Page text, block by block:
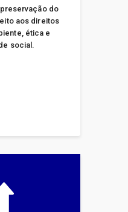
do
aos direitos
ética e
social.